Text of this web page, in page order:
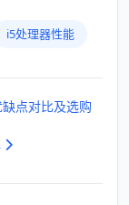
i5处理器性能
点对比及选购